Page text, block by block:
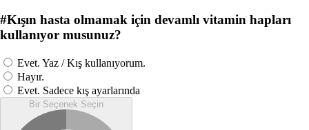
#Kışın hasta olmamak için devamlı vitamin hapları
kullanıyor musunuz?
Evet. Yaz / Kış kullanıyorum.
Hayır.
Evet. Sadece kış ayarlarında
Bir Seçenek Seçin